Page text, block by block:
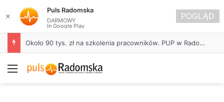
Około 90 tys. zł na szkolenia pracowników. PUP w Radomsku ogłasza nabór wniosków
Menu
✕
Puls Radomska
DARMOWY
In Google Play
POGLĄD